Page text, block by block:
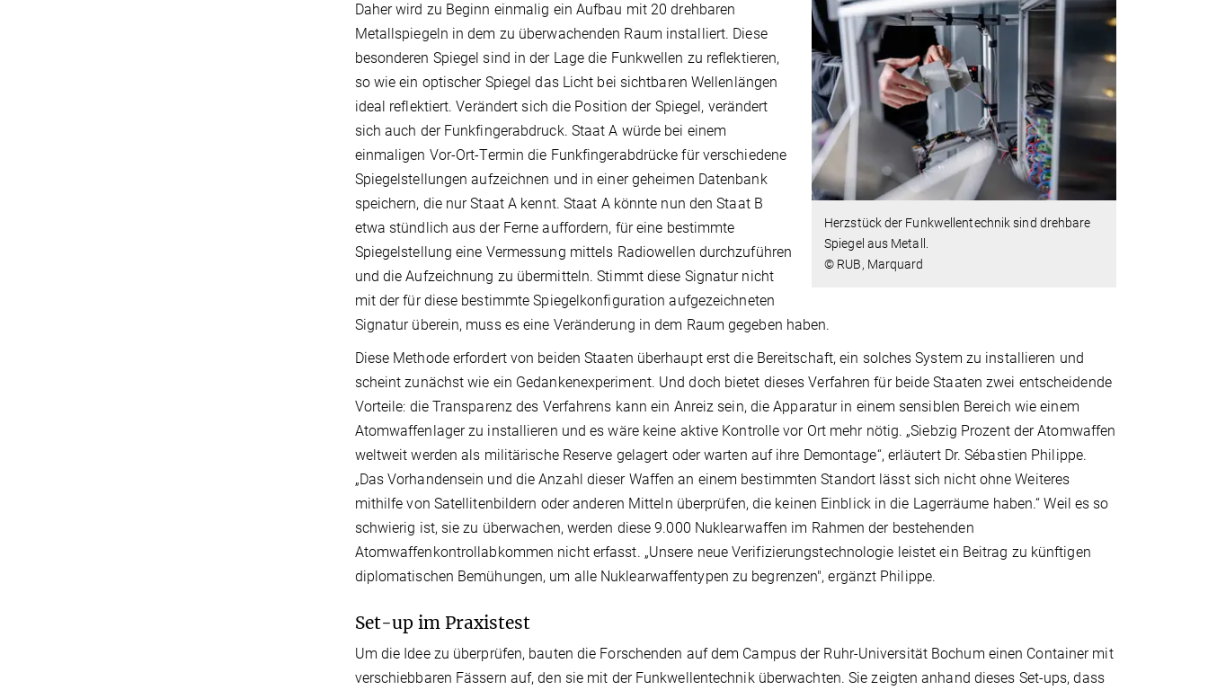
Herzstück der Funkwellentechnik sind drehbare
Spiegel aus Metall.
© RUB, Marquard
Daher wird zu Beginn einmalig ein Aufbau mit 20 drehbaren
Metallspiegeln in dem zu überwachenden Raum installiert. Diese
besonderen Spiegel sind in der Lage die Funkwellen zu reflektieren,
so wie ein optischer Spiegel das Licht bei sichtbaren Wellenlängen
ideal reflektiert. Verändert sich die Position der Spiegel, verändert
sich auch der Funkfingerabdruck. Staat A würde bei einem
einmaligen Vor-Ort-Termin die Funkfingerabdrücke für verschiedene
Spiegelstellungen aufzeichnen und in einer geheimen Datenbank
speichern, die nur Staat A kennt. Staat A könnte nun den Staat B
etwa stündlich aus der Ferne auffordern, für eine bestimmte
Spiegelstellung eine Vermessung mittels Radiowellen durchzuführen
und die Aufzeichnung zu übermitteln. Stimmt diese Signatur nicht
mit der für diese bestimmte Spiegelkonfiguration aufgezeichneten
Signatur überein, muss es eine Veränderung in dem Raum gegeben haben.
Diese Methode erfordert von beiden Staaten überhaupt erst die Bereitschaft, ein solches System zu installieren und
scheint zunächst wie ein Gedankenexperiment. Und doch bietet dieses Verfahren für beide Staaten zwei entscheidende
Vorteile: die Transparenz des Verfahrens kann ein Anreiz sein, die Apparatur in einem sensiblen Bereich wie einem
Atomwaffenlager zu installieren und es wäre keine aktive Kontrolle vor Ort mehr nötig. „Siebzig Prozent der Atomwaffen
weltweit werden als militärische Reserve gelagert oder warten auf ihre Demontage“, erläutert Dr. Sébastien Philippe.
„Das Vorhandensein und die Anzahl dieser Waffen an einem bestimmten Standort lässt sich nicht ohne Weiteres
mithilfe von Satellitenbildern oder anderen Mitteln überprüfen, die keinen Einblick in die Lagerräume haben.“ Weil es so
schwierig ist, sie zu überwachen, werden diese 9.000 Nuklearwaffen im Rahmen der bestehenden
Atomwaffenkontrollabkommen nicht erfasst. „Unsere neue Verifizierungstechnologie leistet ein Beitrag zu künftigen
diplomatischen Bemühungen, um alle Nuklearwaffentypen zu begrenzen", ergänzt Philippe.
Set-up im Praxistest
Um die Idee zu überprüfen, bauten die Forschenden auf dem Campus der Ruhr-Universität Bochum einen Container mit
verschiebbaren Fässern auf, den sie mit der Funkwellentechnik überwachten. Sie zeigten anhand dieses Set-ups, dass